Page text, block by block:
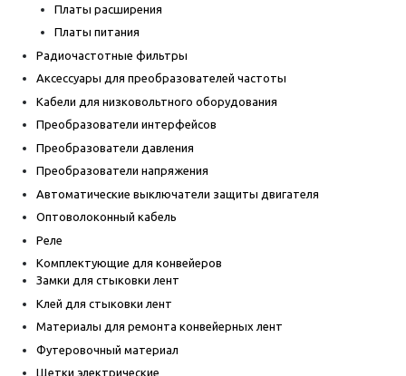
Платы расширения
Платы питания
Радиочастотные фильтры
Аксессуары для преобразователей частоты
Кабели для низковольтного оборудования
Преобразователи интерфейсов
Преобразователи давления
Преобразователи напряжения
Автоматические выключатели защиты двигателя
Оптоволоконный кабель
Реле
Комплектующие для конвейеров
Замки для стыковки лент
Клей для стыковки лент
Материалы для ремонта конвейерных лент
Футеровочный материал
Щетки электрические